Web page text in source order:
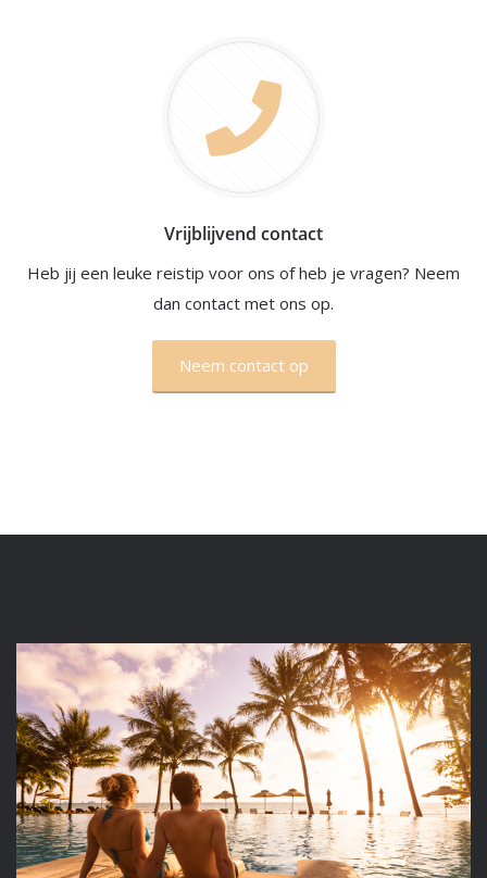
Vrijblijvend contact
Heb jij een leuke reistip voor ons of heb je vragen? Neem
dan contact met ons op.
Neem contact op